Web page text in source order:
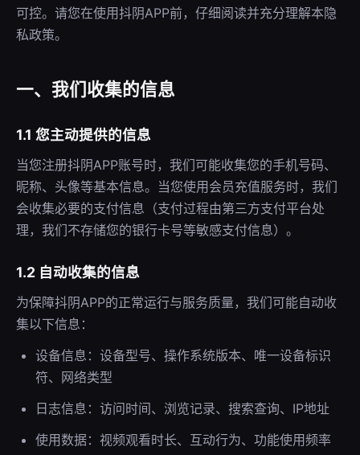
可控。请您在使用抖阴APP前，仔细阅读并充分理解本隐
私政策。
一、我们收集的信息
1.1 您主动提供的信息
当您注册抖阴APP账号时，我们可能收集您的手机号码、
昵称、头像等基本信息。当您使用会员充值服务时，我们
会收集必要的支付信息（支付过程由第三方支付平台处
理，我们不存储您的银行卡号等敏感支付信息）。
1.2 自动收集的信息
为保障抖阴APP的正常运行与服务质量，我们可能自动收
集以下信息：
设备信息：设备型号、操作系统版本、唯一设备标识
符、网络类型
日志信息：访问时间、浏览记录、搜索查询、IP地址
使用数据：视频观看时长、互动行为、功能使用频率